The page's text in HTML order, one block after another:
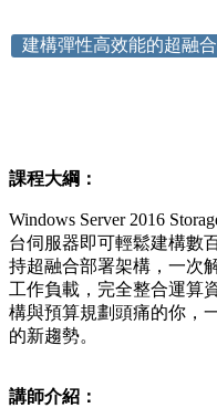
建構彈性高效能的超融
課程大綱：
Windows Server 2016
台伺服器即可輕鬆建構數
持超融合部署架構，一次
工作負載，完全整合運算
構與預算規劃頭痛的你，
的新趨勢。
講師介紹：